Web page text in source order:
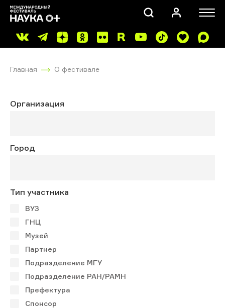
Главная О фестивале
Организация
Город
Тип участника
ВУЗ
ГНЦ
Музей
Партнер
Подразделение МГУ
Подразделение РАН/РАМН
Префектура
Спонсор